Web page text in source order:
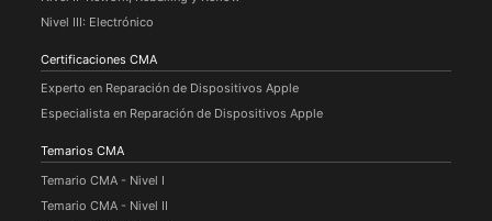
Nivel III: Electrónico
Certificaciones CMA
Experto en Reparación de Dispositivos Apple
Especialista en Reparación de Dispositivos Apple
Temarios CMA
Temario CMA - Nivel I
Temario CMA - Nivel II